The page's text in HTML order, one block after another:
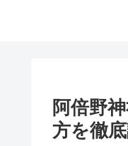
阿倍野
方を徹